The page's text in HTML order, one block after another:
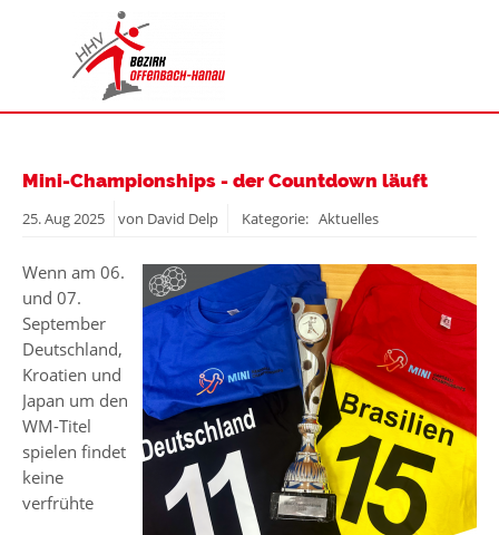
Mini-Championships - der Countdown läuft
25.Aug2025 von David Delp Kategorie: Aktuelles
Wenn am 06.
und 07.
September
Deutschland,
Kroatien und
Japan um den
WM-Titel
spielen findet
keine
verfrühte